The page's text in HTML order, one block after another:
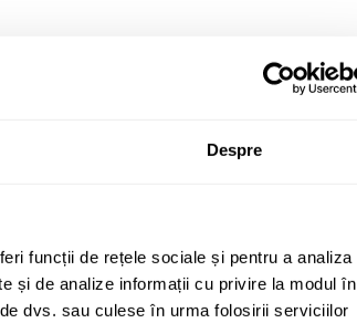
Despre
funcții de rețele sociale și pentru a analiza
și de analize informații cu privire la modul în
dvs. sau culese în urma folosirii serviciilor